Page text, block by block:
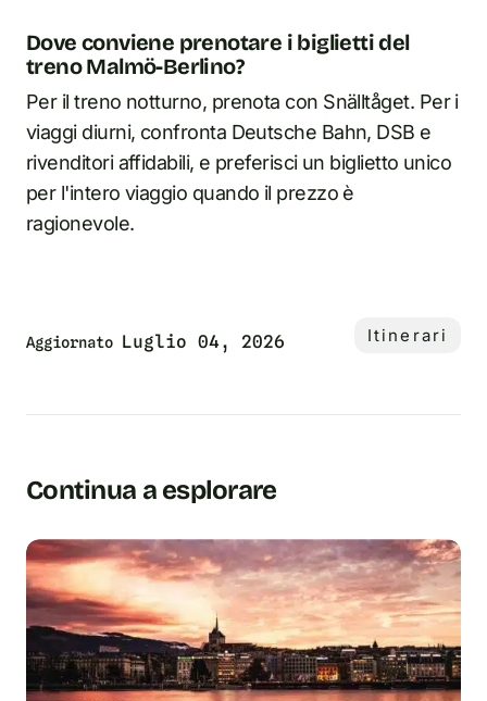
Dove conviene prenotare i biglietti del
treno Malmö-Berlino?
Per il treno notturno, prenota con Snälltåget. Per i
viaggi diurni, confronta Deutsche Bahn, DSB e
rivenditori affidabili, e preferisci un biglietto unico
per l'intero viaggio quando il prezzo è
ragionevole.
Aggiornato Luglio 04, 2026 Itinerari
Continua a esplorare